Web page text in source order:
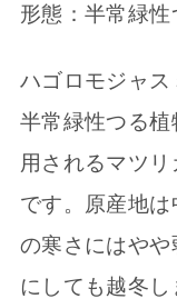
形態：半常緑性
ハゴロモジャ
半常緑性つる植
用されるマツ
です。原産地
の寒さにはやや
にしても越冬